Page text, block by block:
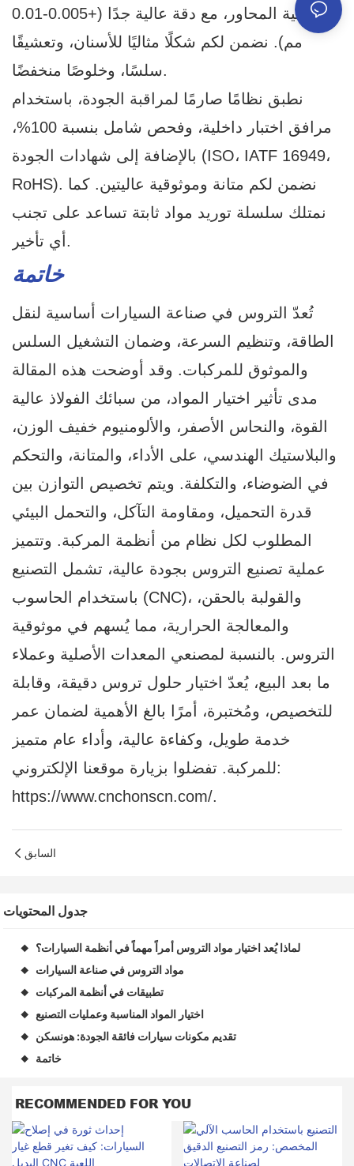
وخماسية المحاور، مع دقة عالية جدًا (+0.005-0.01
مم). نضمن لكم شكلًا مثاليًا للأسنان، وتعشيقًا
سلسًا، وخلوصًا منخفضًا.
نطبق نظامًا صارمًا لمراقبة الجودة، باستخدام
مرافق اختبار داخلية، وفحص شامل بنسبة 100%،
بالإضافة إلى شهادات الجودة (ISO، IATF 16949،
RoHS). نضمن لكم متانة وموثوقية عاليتين. كما
نمتلك سلسلة توريد مواد ثابتة تساعد على تجنب
أي تأخير.
خاتمة
تُعدّ التروس في صناعة السيارات أساسية لنقل
الطاقة، وتنظيم السرعة، وضمان التشغيل السلس
والموثوق للمركبات. وقد أوضحت هذه المقالة
مدى تأثير اختيار المواد، من سبائك الفولاذ عالية
القوة، والنحاس الأصفر، والألومنيوم خفيف الوزن،
والبلاستيك الهندسي، على الأداء، والمتانة، والتحكم
في الضوضاء، والتكلفة. ويتم تخصيص التوازن بين
قدرة التحميل، ومقاومة التآكل، والتحمل البيئي
المطلوب لكل نظام من أنظمة المركبة. وتتميز
عملية تصنيع التروس بجودة عالية، تشمل التصنيع
باستخدام الحاسوب (CNC)، والقولبة بالحقن،
والمعالجة الحرارية، مما يُسهم في موثوقية
التروس. بالنسبة لمصنعي المعدات الأصلية وعملاء
ما بعد البيع، يُعدّ اختيار حلول تروس دقيقة، وقابلة
للتخصيص، ومُختبرة، أمرًا بالغ الأهمية لضمان عمر
خدمة طويل، وكفاءة عالية، وأداء عام متميز
للمركبة. تفضلوا بزيارة موقعنا الإلكتروني:
https://www.cnchonscn.com/.
السابق
جدول المحتويات
◆ لماذا يُعد اختيار مواد التروس أمراً مهماً في أنظمة السيارات؟
◆ مواد التروس في صناعة السيارات
◆ تطبيقات في أنظمة المركبات
◆ اختيار المواد المناسبة وعمليات التصنيع
◆ تقديم مكونات سيارات فائقة الجودة: هونسكن
◆ خاتمة
RECOMMENDED FOR YOU